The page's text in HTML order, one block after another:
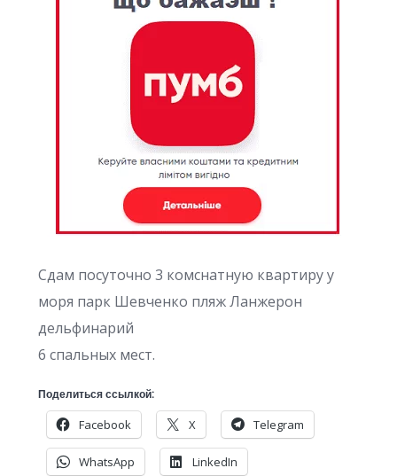
Сдам посуточно 3 комснатную квартиру у
моря парк Шевченко пляж Ланжерон
дельфинарий
6 спальных мест.
Поделиться ссылкой:
Facebook X Telegram
WhatsApp LinkedIn